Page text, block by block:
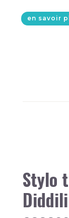
en savoir
Stylo